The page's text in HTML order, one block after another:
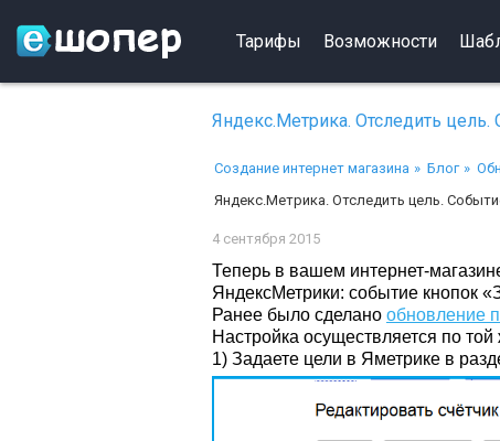
Тарифы Возможности
Яндекс.Метрика. Отследить цель.
Создание интернет магазина Блог
Яндекс.Метрика. Отследить цель.
4 сентября 2015
Теперь в вашем интернет-
ЯндексМетрики: событие кнопок
Ранее было сделано обновление
Настройка осуществляется по
1) Задаете цели в Яметрике в